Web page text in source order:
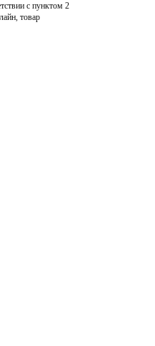
с пунктом 2
товар